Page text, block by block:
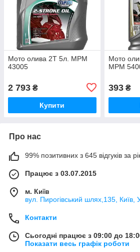
Мото олива 2T 5л. MPM
43005
2 793 ₴
Купити
Мото
MPM
393₴
Про нас
99% позитивних з 645 відгуків за
Працює з 03.07.2015
м. Київ
вул. Пирогівський шлях,135, Київ,
Контакти
Сьогодні працює з 09:00 до
Показати весь графік роботи